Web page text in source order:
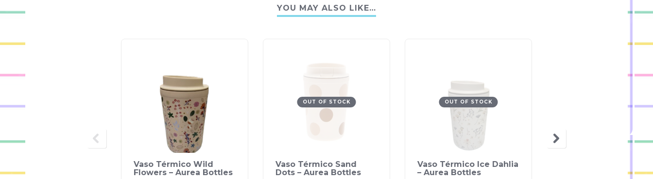
YOU MAY ALSO LIKE…
Vaso Térmico Wild
Flowers – Aurea Bottles
OUT OF STOCK
Vaso Térmico Sand
Dots – Aurea Bottles
OUT OF STOCK
Vaso Térmico Ice Dahlia
– Aurea Bottles
Wild Flowers – Aurea